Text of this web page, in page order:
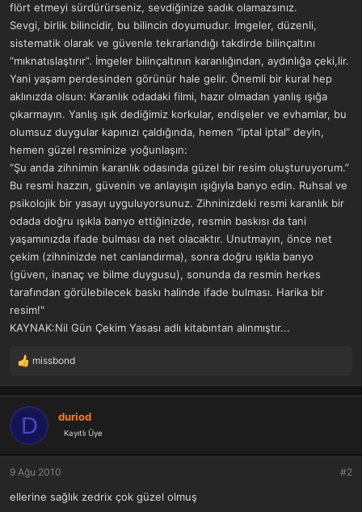
flört etmeyi sürdürürseniz, sevdiğinize sadık olamazsınız.
Sevgi, birlik bilincidir, bu bilincin doyumudur. İmgeler, düzenli,
sistematik olarak ve güvenle tekrarlandığı takdirde bilinçaltını
“mıknatıslaştırır”. İmgeler bilinçaltının karanlığından, aydınlığa çeki,lir.
Yani yaşam perdesinden görünür hale gelir. Önemli bir kural hep
aklınızda olsun: Karanlık odadaki filmi, hazır olmadan yanlış ışığa
çıkarmayın. Yanlış ışık dediğimiz korkular, endişeler ve evhamlar, bu
olumsuz duygular kapınızı çaldığında, hemen “iptal iptal” deyin,
hemen güzel resminize yoğunlaşın:
“Şu anda zihnimin karanlık odasında güzel bir resim oluşturuyorum.”
Bu resmi hazzın, güvenin ve anlayışın ışığıyla banyo edin. Ruhsal ve
psikolojik bir yasayı uyguluyorsunuz. Zihninizdeki resmi karanlık bir
odada doğru ışıkla banyo ettiğinizde, resmin baskısı da tani
yaşamınızda ifade bulması da net olacaktır. Unutmayın, önce net
çekim (zihninizde net canlandırma), sonra doğru ışıkla banyo
(güven, inanaç ve bilme duygusu), sonunda da resmin herkes
tarafından görülebilecek baskı halinde ifade bulması. Harika bir
resim!"
KAYNAK:Nil Gün Çekim Yasası adlı kitabıntan alınmıştır...
T
p
k
l
e
missbond
D duriod
Kayıtlı Üye
9 Ağu 2010 #2
ellerine sağlık zedrix çok güzel olmuş